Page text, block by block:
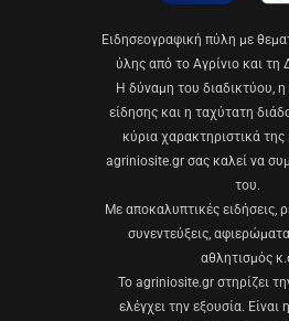
Eιδησεογραφική πύλη με
ύλης από το Αγρίνιο και τη
Η δύναμη του διαδικτύου,
είδησης και η ταχύτατη
κύρια χαρακτηριστικά της
agriniosite.gr σας καλεί να
του.
Με αποκαλυπτικές ειδήσεις,
συνεντεύξεις,
αθλητισμός
Το agriniosite.gr στηρίζει
ελέγχει την εξουσία.